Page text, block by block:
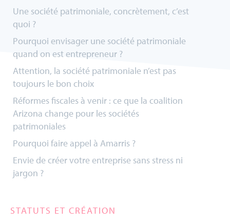
Une société patrimoniale, concrètement, c’est
quoi ?
Pourquoi envisager une société patrimoniale
quand on est entrepreneur ?
Attention, la société patrimoniale n’est pas
toujours le bon choix
Réformes fiscales à venir : ce que la coalition
Arizona change pour les sociétés
patrimoniales
Pourquoi faire appel à Amarris ?
Envie de créer votre entreprise sans stress ni
jargon ?
STATUTS ET CRÉATION